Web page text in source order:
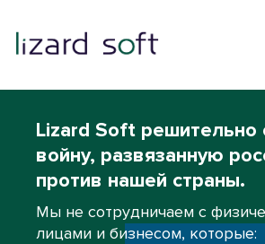
Lizard Soft решительно
войну, развязанную
против нашей страны.
Мы не сотрудничаем с
лицами и бизнесом, которые: